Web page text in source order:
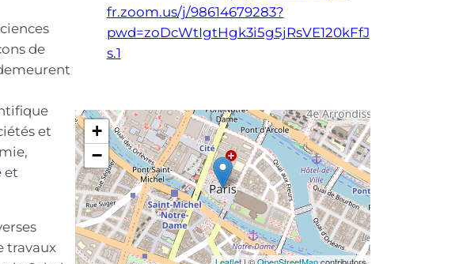
de
et
et
travaux
fr.zoom.us/j/98614679283?
pwd=zoDcWtIgtHgk3i5g5jRsVE120kFfJ
s.1
+
−